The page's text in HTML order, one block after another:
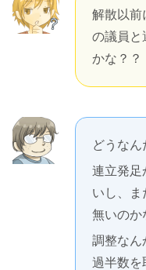
解散以前
の議員と
かな？？
どうなん
連立発足
いし、ま
無いのか
調整なん
過半数を